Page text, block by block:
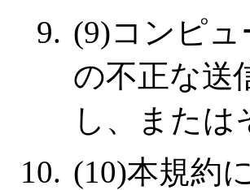
(9)コンピ
の不正な送
し、または
(10)本規約